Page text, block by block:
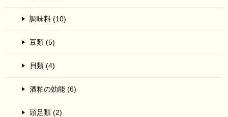
調味料 (10)
豆類 (5)
貝類 (4)
酒粕の効能 (6)
頭足類 (2)